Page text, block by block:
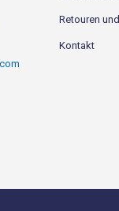
Retouren
Kontakt